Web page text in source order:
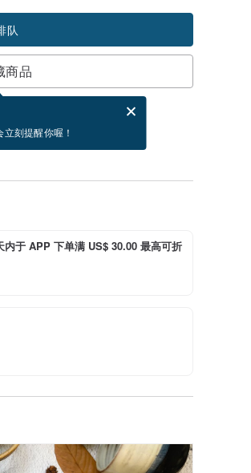
队
商品
刻提醒你喔！
贺卡。
电子贺卡是什么？
当有货会主动发信通知你
于 APP 下单满 US$ 30.00 最高可折